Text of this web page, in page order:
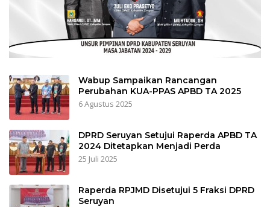
Wabup Sampaikan Rancangan
Perubahan KUA-PPAS APBD TA 2025
6 Agustus 2025
DPRD Seruyan Setujui Raperda APBD TA
2024 Ditetapkan Menjadi Perda
25 Juli 2025
Raperda RPJMD Disetujui 5 Fraksi DPRD
Seruyan